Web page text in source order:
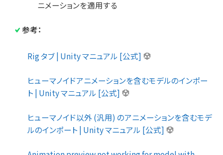
ニメーションを適用する
参考：
Rig タブ | Unity マニュアル [公式]
ヒューマノイドアニメーションを含むモデルのインポー
ト | Unity マニュアル [公式]
ヒューマノイド以外 (汎用) のアニメーションを含むモデ
ルのインポート | Unity マニュアル [公式]